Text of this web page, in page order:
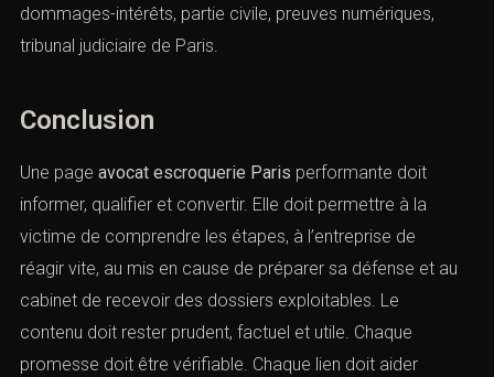
dommages-intérêts, partie civile, preuves numériques,
tribunal judiciaire de Paris.
Conclusion
Une page avocat escroquerie Paris performante doit
informer, qualifier et convertir. Elle doit permettre à la
victime de comprendre les étapes, à l’entreprise de
réagir vite, au mis en cause de préparer sa défense et au
cabinet de recevoir des dossiers exploitables. Le
contenu doit rester prudent, factuel et utile. Chaque
promesse doit être vérifiable. Chaque lien doit aider